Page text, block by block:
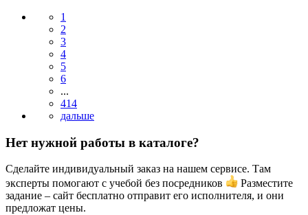
1
2
3
4
5
6
...
414
Нет нужной работы в каталоге?
Сделайте индивидуальный заказ на нашем сервисе. Там
эксперты помогают с учебой без посредников
Разместите
задание – сайт бесплатно отправит его исполнителя, и они
предложат цены.